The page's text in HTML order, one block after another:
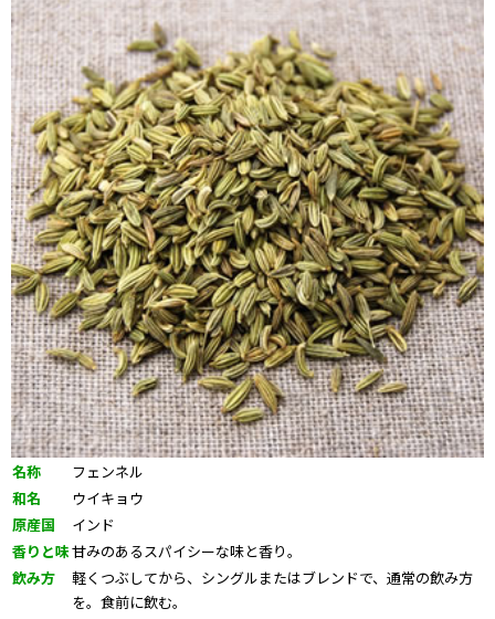
名称
フェンネル
和名
ウイキョウ
原産国
インド
香りと味甘みのあるスパイシーな味と香り。
飲み方
軽くつぶしてから、シングルまたはブレンドで、通常の飲み方
を。食前に飲む。